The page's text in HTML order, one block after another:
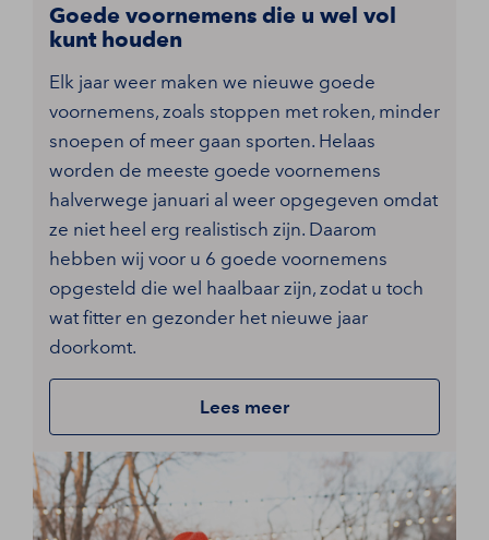
Goede voornemens die u wel vol
kunt houden
Elk jaar weer maken we nieuwe goede
voornemens, zoals stoppen met roken, minder
snoepen of meer gaan sporten. Helaas
worden de meeste goede voornemens
halverwege januari al weer opgegeven omdat
ze niet heel erg realistisch zijn. Daarom
hebben wij voor u 6 goede voornemens
opgesteld die wel haalbaar zijn, zodat u toch
wat fitter en gezonder het nieuwe jaar
doorkomt.
Lees meer